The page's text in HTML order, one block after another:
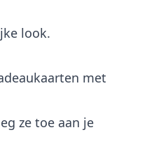
look.
met
ze toe aan je